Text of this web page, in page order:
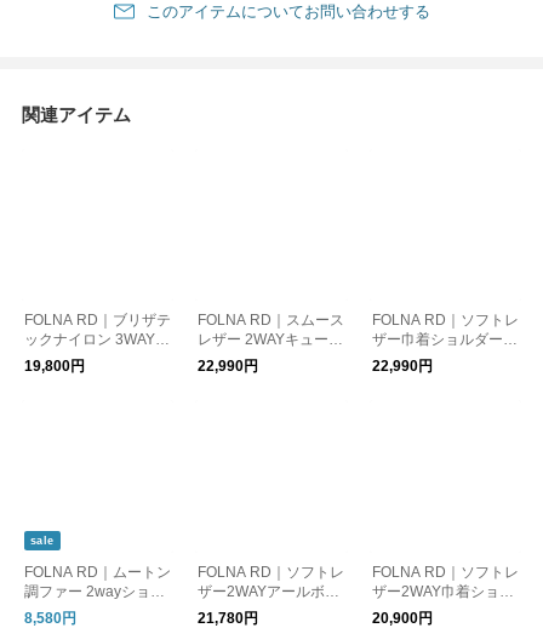
このアイテムについてお問い合わせする
関連アイテム
FOLNA RD｜ブリザテ
ックナイロン 3WAYシ
ョルダーバッグ
19,800円
FOLNA RD｜スムース
レザー 2WAYキューブ
ボストンバッグ
22,990円
FOLNA RD｜ソフトレ
ザー巾着ショルダーバ
ッグ
22,990円
sale
FOLNA RD｜ムートン
調ファー 2wayショル
ダーバッグ
8,580円
FOLNA RD｜ソフトレ
ザー2WAYアールボス
トンバッグ
21,780円
FOLNA RD｜ソフトレ
ザー2WAY巾着ショル
ダーバッグ
20,900円